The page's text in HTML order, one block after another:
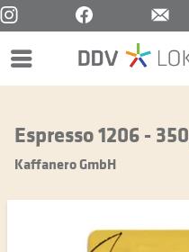
Menü
Espresso 1206 -
Kaffanero GmbH